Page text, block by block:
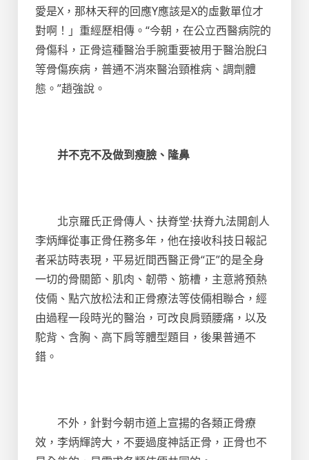
愛是X，那林天秤的回應Y應該是X的虛數單位才
對啊！」重經歷相傳。“今朝，在公立西醫病院的
骨傷科，正骨這種醫治手腕重要被用于醫治脫臼
等骨傷疾病，普通不消來醫治頸椎病、調劑體
態。”趙強說。
并不克不及做到瘦臉、隆鼻
北京羅氏正骨傳人、扶脊堂·扶脊九法開創人
李炳輝從事正骨任務多年，他在接收科技日報記
者采訪時表現，平易近間西醫正骨“正”的是全身
一切的骨關節、肌肉、韌帶、筋槽，主意將預熱
伎倆、點穴放松法和正骨療法等伎倆相聯合，經
由過程一段時光的醫治，可改良肩頸腰痛，以及
駝背、含胸、高下肩等體型題目，後果普通不
錯。
不外，針對今朝市道上宣揚的各類正骨療
效，李炳輝誇大，不要過度神話正骨，正骨也不